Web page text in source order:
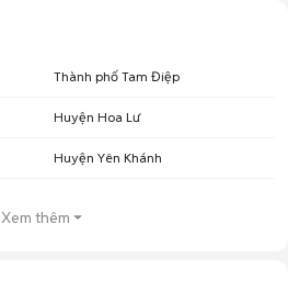
Thành phố Tam Điệp
Huyện Hoa Lư
Huyện Yên Khánh
Xem thêm